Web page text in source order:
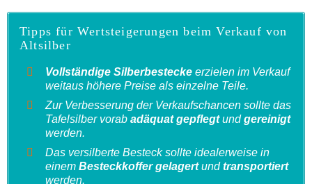
Tipps für Wertsteigerungen beim Verkauf von
Altsilber
Vollständige Silberbestecke erzielen im Verkauf
weitaus höhere Preise als einzelne Teile.
Zur Verbesserung der Verkaufschancen sollte das
Tafelsilber vorab adäquat gepflegtundgereinigt
werden.
Das versilberte Besteck sollte idealerweise in
einem Besteckkoffer gelagertundtransportiert
werden.